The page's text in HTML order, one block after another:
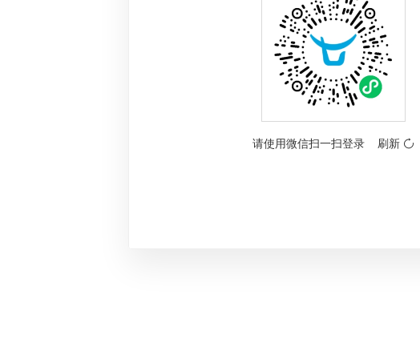
请使用微信扫一扫登录 刷新